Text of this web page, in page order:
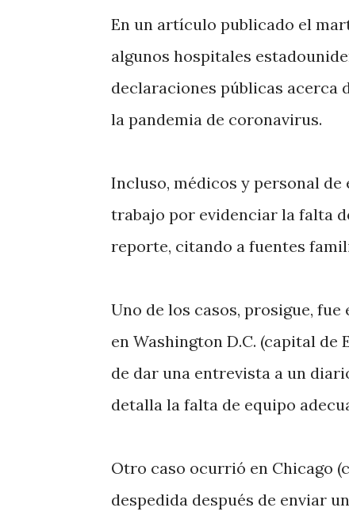
En un artículo publicado el
algunos hospitales
declaraciones públicas acerca
la pandemia de coronavirus.
Incluso, médicos y personal
trabajo por evidenciar la falta
reporte, citando a fuentes
Uno de los casos, prosigue,
en Washington D.C. (capital de
de dar una entrevista a un
detalla la falta de equipo
Otro caso ocurrió en Chicago
despedida después de enviar